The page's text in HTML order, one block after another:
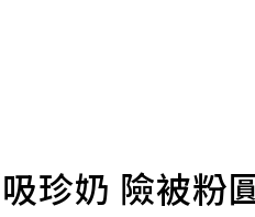
珍奶 險被粉